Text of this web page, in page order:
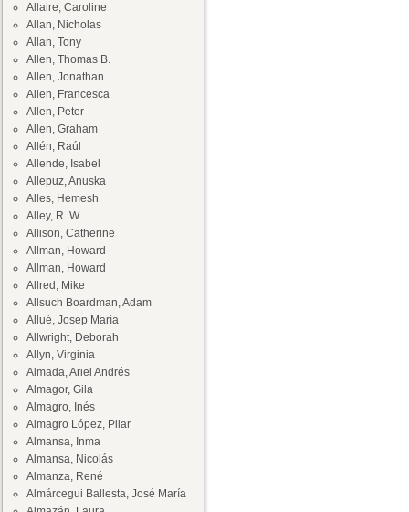
Allaire, Caroline
Allan, Nicholas
Allan, Tony
Allen, Thomas B.
Allen, Jonathan
Allen, Francesca
Allen, Peter
Allen, Graham
Allén, Raúl
Allende, Isabel
Allepuz, Anuska
Alles, Hemesh
Alley, R. W.
Allison, Catherine
Allman, Howard
Allman, Howard
Allred, Mike
Allsuch Boardman, Adam
Allué, Josep María
Allwright, Deborah
Allyn, Virginia
Almada, Ariel Andrés
Almagor, Gila
Almagro, Inés
Almagro López, Pilar
Almansa, Inma
Almansa, Nicolás
Almanza, René
Almárcegui Ballesta, José María